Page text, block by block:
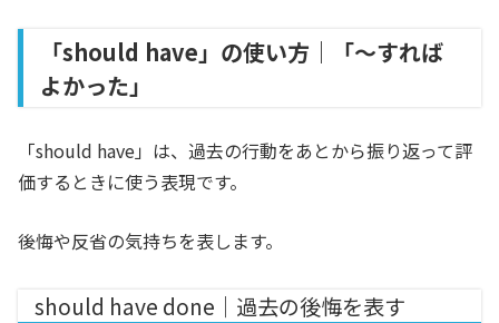
「should have」の使い方｜「〜すれば
よかった」
「should have」は、過去の行動をあとから振り返って評
価するときに使う表現です。
後悔や反省の気持ちを表します。
should have done｜過去の後悔を表す